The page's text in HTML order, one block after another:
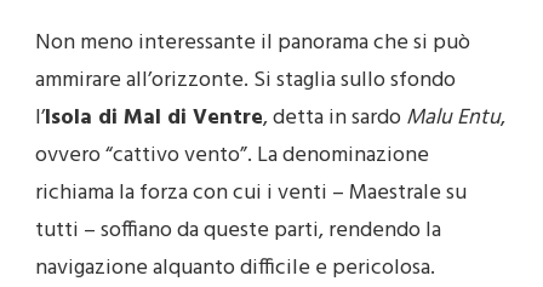
Non meno interessante il panorama che si può
ammirare all’orizzonte. Si staglia sullo sfondo
l’Isola di Mal di Ventre, detta in sardoMalu Entu,
ovvero “cattivo vento”. La denominazione
richiama la forza con cui i venti – Maestrale su
tutti – soffiano da queste parti, rendendo la
navigazione alquanto difficile e pericolosa.